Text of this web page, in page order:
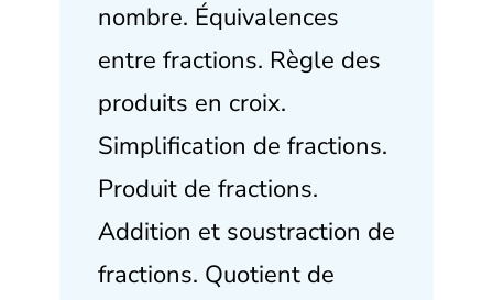
nombre. Équivalences
entre fractions. Règle des
produits en croix.
Simplification de fractions.
Produit de fractions.
Addition et soustraction de
fractions. Quotient de